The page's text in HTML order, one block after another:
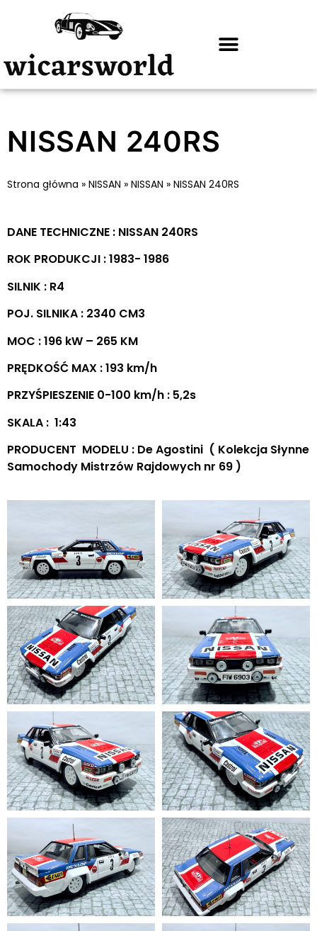
NISSAN 240RS
Strona główna » NISSAN » NISSAN » NISSAN 240RS
DANE TECHNICZNE : NISSAN 240RS
ROK PRODUKCJI : 1983- 1986
SILNIK : R4
POJ. SILNIKA : 2340 CM3
MOC : 196 kW – 265 KM
PRĘDKOŚĆ MAX : 193 km/h
PRZYŚPIESZENIE 0-100 km/h : 5,2s
SKALA : 1:43
PRODUCENT MODELU : De Agostini ( Kolekcja Słynne
Samochody Mistrzów Rajdowych nr 69 )